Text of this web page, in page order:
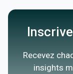
Recevez
insights